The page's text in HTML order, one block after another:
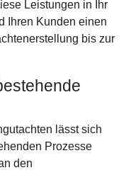
Leistungen in Ihr
Ihren Kunden einen
bis zur
lässt sich
Prozesse
den